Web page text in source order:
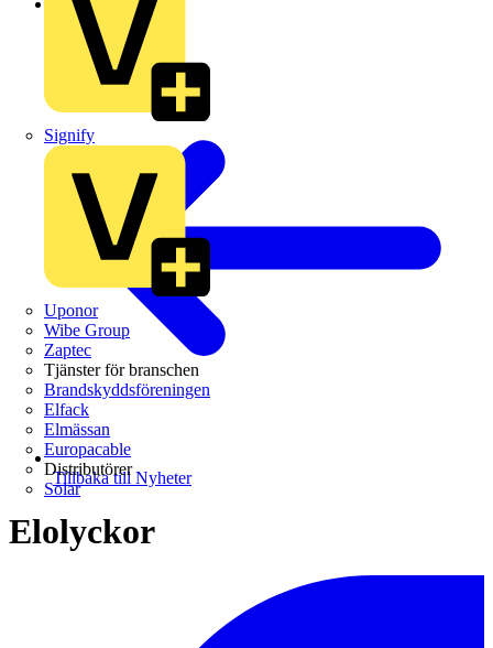
Signify
Uponor
Wibe Group
Zaptec
Tjänster för branschen
Brandskyddsföreningen
Elfack
Elmässan
Europacable
Distributörer
Solar
Tillbaka till Nyheter
Elolyckor